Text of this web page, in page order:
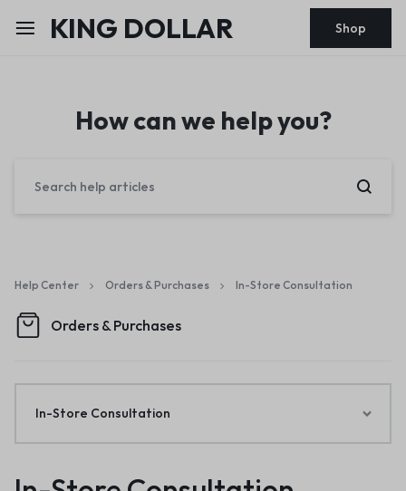
KING DOLLAR Shop
How can we help you?
Help Center Orders & Purchases In-Store Consultation
Orders & Purchases
In-Store Consultation